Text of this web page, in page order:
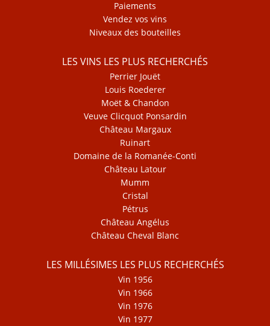
Paiements
Vendez vos vins
Niveaux des bouteilles
LES VINS LES PLUS RECHERCHÉS
Perrier Jouët
Louis Roederer
Moët & Chandon
Veuve Clicquot Ponsardin
Château Margaux
Ruinart
Domaine de la Romanée-Conti
Château Latour
Mumm
Cristal
Pétrus
Château Angélus
Château Cheval Blanc
LES MILLÉSIMES LES PLUS RECHERCHÉS
Vin 1956
Vin 1966
Vin 1976
Vin 1977